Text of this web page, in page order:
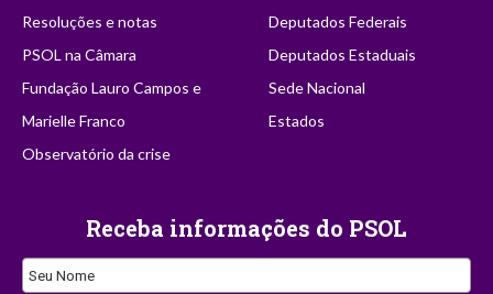
Resoluções e notas
PSOL na Câmara
Fundação Lauro Campos e
Marielle Franco
Observatório da crise
Deputados Federais
Deputados Estaduais
Sede Nacional
Estados
Receba informações do PSOL
Company
Seu Nome